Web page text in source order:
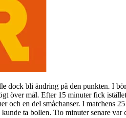
dock bli ändring på den punkten. I
över mål. Efter 15 minuter fick
och en del småchanser. I matchens
ta bollen. Tio minuter senare var